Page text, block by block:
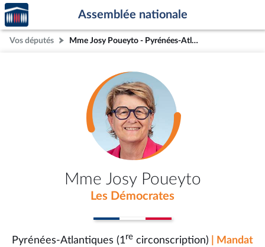
Aller au contenu
Aller en bas de la page
Accèder
à la
page
d'accueil
Assemblée nationale
Vos députés Mme Josy Poueyto - Pyrénées-Atlantiques (1re circonscription)
Mme Josy Poueyto
Les Démocrates
Pyrénées-Atlantiques (1re circonscription)
| Mandat